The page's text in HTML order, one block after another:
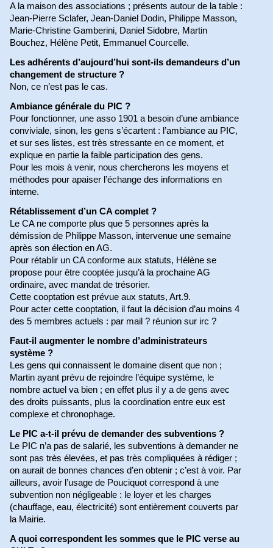
A la maison des associations ; présents autour de la table :
Jean-Pierre Sclafer, Jean-Daniel Dodin, Philippe Masson,
Marie-Christine Gamberini, Daniel Sidobre, Martin
Bouchez, Hélène Petit, Emmanuel Courcelle.
Les adhérents d’aujourd’hui sont-ils demandeurs d’un
changement de structure ?
Non, ce n’est pas le cas.
Ambiance générale du PIC ?
Pour fonctionner, une asso 1901 a besoin d’une ambiance
conviviale, sinon, les gens s’écartent : l’ambiance au PIC,
et sur ses listes, est très stressante en ce moment, et
explique en partie la faible participation des gens.
Pour les mois à venir, nous chercherons les moyens et
méthodes pour apaiser l’échange des informations en
interne.
Rétablissement d’un CA complet ?
Le CA ne comporte plus que 5 personnes après la
démission de Philippe Masson, intervenue une semaine
après son élection en AG.
Pour rétablir un CA conforme aux statuts, Hélène se
propose pour être cooptée jusqu’à la prochaine AG
ordinaire, avec mandat de trésorier.
Cette cooptation est prévue aux statuts, Art.9.
Pour acter cette cooptation, il faut la décision d’au moins 4
des 5 membres actuels : par mail ? réunion sur irc ?
Faut-il augmenter le nombre d’administrateurs
système ?
Les gens qui connaissent le domaine disent que non ;
Martin ayant prévu de rejoindre l’équipe système, le
nombre actuel va bien ; en effet plus il y a de gens avec
des droits puissants, plus la coordination entre eux est
complexe et chronophage.
Le PIC a-t-il prévu de demander des subventions ?
Le PIC n’a pas de salarié, les subventions à demander ne
sont pas très élevées, et pas très compliquées à rédiger ;
on aurait de bonnes chances d’en obtenir ; c’est à voir. Par
ailleurs, avoir l’usage de Pouciquot correspond à une
subvention non négligeable : le loyer et les charges
(chauffage, eau, électricité) sont entièrement couverts par
la Mairie.
A quoi correspondent les sommes que le PIC verse au